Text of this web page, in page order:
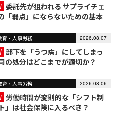
委託先が狙われる サプライチェ
「弱点」にならないための基本
育・人事労務 2026.08.07
部下を「うつ病」にしてしまっ
の処分はどこまでが適切か？
育・人事労務 2026.08.06
労働時間が変則的な「シフト制
」は社会保険に入るべき？